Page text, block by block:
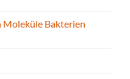
Bakterien